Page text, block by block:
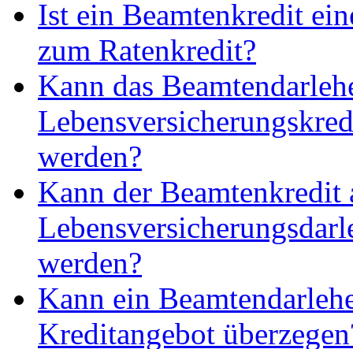
Ist ein Beamtenkredit
zum Ratenkredit?
Kann das
werden?
Kann der Beamtenkredit
werden?
Kann ein
Kreditangebot